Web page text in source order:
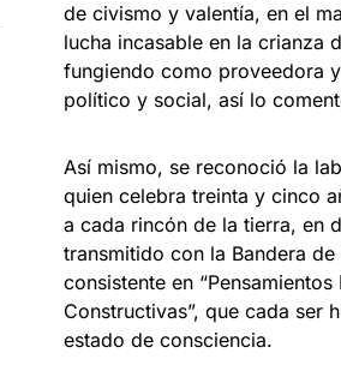
de civismo y valentía, en el
lucha incasable en la crianza
fungiendo como proveedora
político y social, así lo
Así mismo, se reconoció la
quien celebra treinta y cinco
a cada rincón de la tierra, en
transmitido con la Bandera
consistente en
Constructivas”, que cada ser
estado de consciencia.